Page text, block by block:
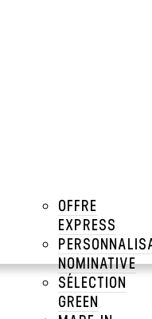
OFFRE
EXPRESS
NOMINATIVE
SÉLECTION
GREEN